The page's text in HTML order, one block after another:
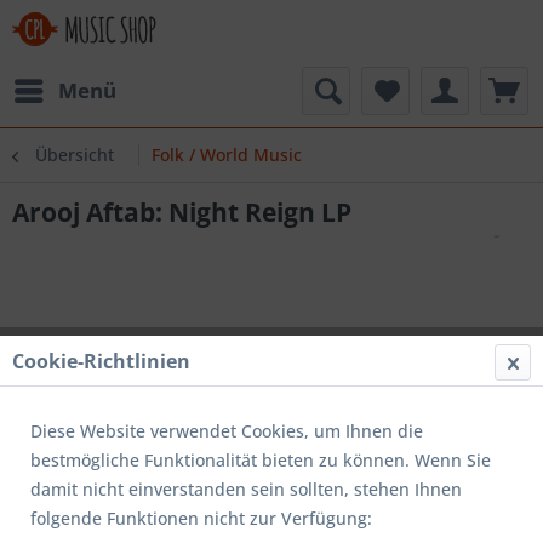
Menü
Übersicht Folk / World Music
Arooj Aftab: Night Reign LP
Cookie-Richtlinien
Diese Website verwendet Cookies, um Ihnen die
bestmögliche Funktionalität bieten zu können. Wenn Sie
damit nicht einverstanden sein sollten, stehen Ihnen
folgende Funktionen nicht zur Verfügung: